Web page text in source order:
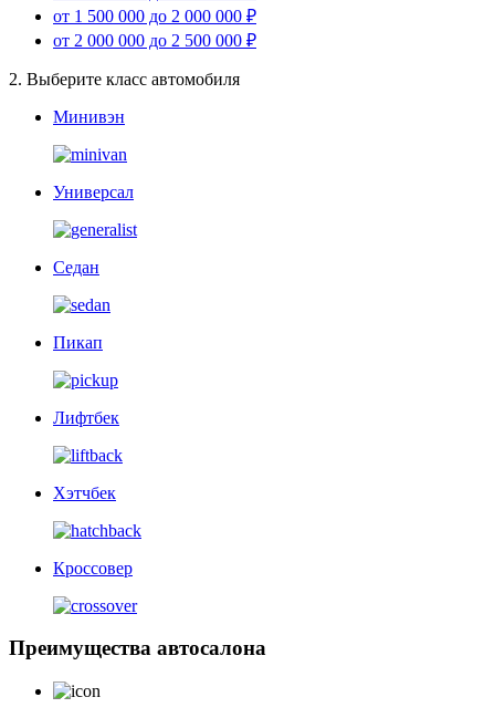
от 1 500 000 до 2 000 000 ₽
от 2 000 000 до 2 500 000 ₽
2. Выберите класс автомобиля
Минивэн
Универсал
Седан
Пикап
Лифтбек
Хэтчбек
Кроссовер
Преимущества автосалона